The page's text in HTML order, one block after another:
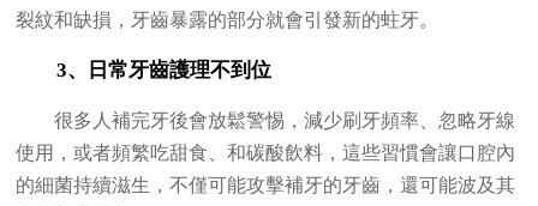
裂紋和缺損，牙齒暴露的部分就會引發新的蛀牙。
3、日常牙齒護理不到位
很多人補完牙後會放鬆警惕，減少刷牙頻率、忽略牙線
使用，或者頻繁吃甜食、和碳酸飲料，這些習慣會讓口腔內
的細菌持續滋生，不僅可能攻擊補牙的牙齒，還可能波及其